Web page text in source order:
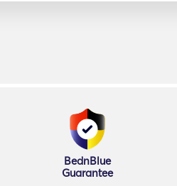
BednBlue
Guarantee